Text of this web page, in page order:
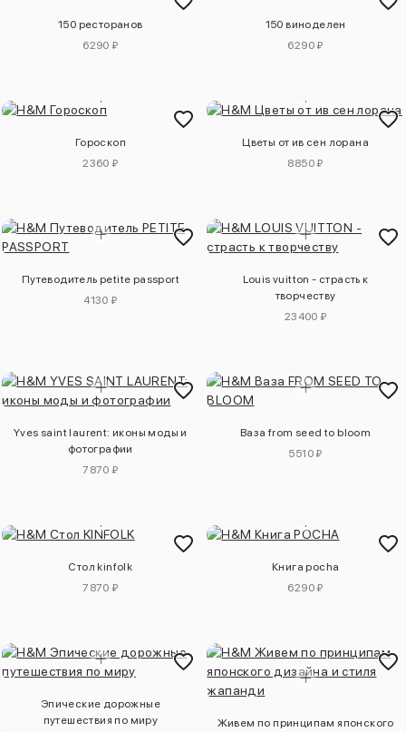
150 ресторанов
6290 ₽
150 виноделен
6290 ₽
Гороскоп
2360 ₽
Цветы от ив сен лорана
8850 ₽
Путеводитель petite passport
4130 ₽
Louis vuitton - страсть к
творчеству
23400 ₽
Yves saint laurent: иконы моды и
фотографии
7870 ₽
Ваза from seed to bloom
5510 ₽
Стол kinfolk
7870 ₽
Книга pocha
6290 ₽
Эпические дорожные
путешествия по миру
Живем по принципам японского